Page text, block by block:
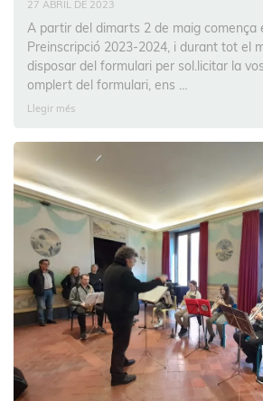
27 ABRIL DE 2023
A partir del dimarts 2 de maig comença
Preinscripció 2023-2024, i durant tot el
disposar del formulari per sol.licitar la
omplert del formulari, ens …
Llegir més